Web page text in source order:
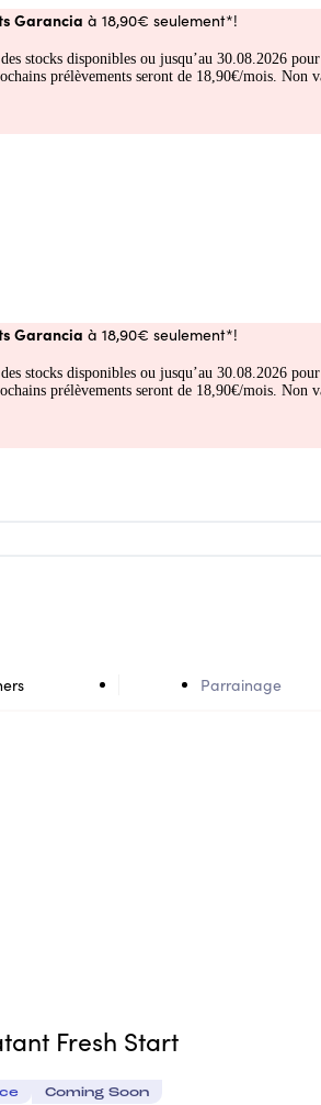
Garancia à 18,90€ seulement*!
stocks disponibles ou jusqu’au 30.08.2026
prélèvements seront de 18,90€/mois. Non
Garancia à 18,90€ seulement*!
stocks disponibles ou jusqu’au 30.08.2026
prélèvements seront de 18,90€/mois. Non
Parrainage
Fresh Start
Coming Soon